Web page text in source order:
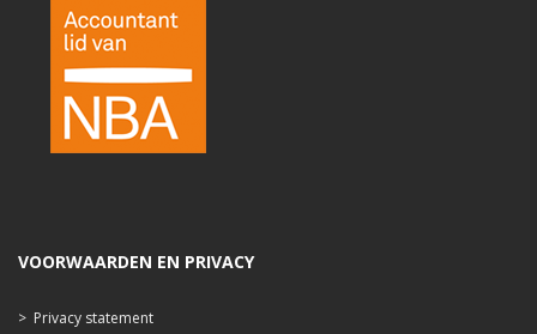
VOORWAARDEN EN PRIVACY
> Privacy statement